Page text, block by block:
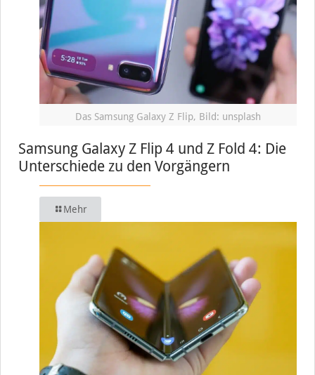
Das Samsung Galaxy Z Flip, Bild: unsplash
Samsung Galaxy Z Flip 4 und Z Fold 4: Die
Unterschiede zu den Vorgängern
Mehr